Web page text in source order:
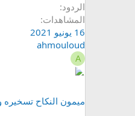
الردود
المشاهدات
16 يونيو 2021
ahmouloud
A
ميمون النكاح تسخيره